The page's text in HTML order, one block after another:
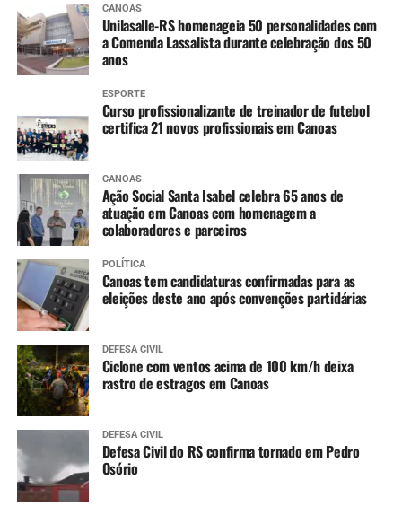
CANOAS
Unilasalle-RS homenageia 50 personalidades com
a Comenda Lassalista durante celebração dos 50
anos
ESPORTE
Curso profissionalizante de treinador de futebol
certifica 21 novos profissionais em Canoas
CANOAS
Ação Social Santa Isabel celebra 65 anos de
atuação em Canoas com homenagem a
colaboradores e parceiros
POLÍTICA
Canoas tem candidaturas confirmadas para as
eleições deste ano após convenções partidárias
DEFESA CIVIL
Ciclone com ventos acima de 100 km/h deixa
rastro de estragos em Canoas
DEFESA CIVIL
Defesa Civil do RS confirma tornado em Pedro
Osório